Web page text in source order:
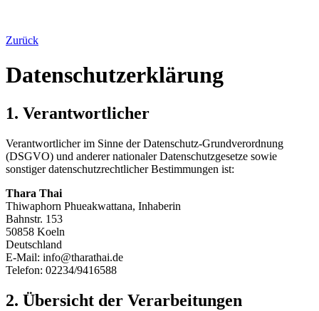
Zurück
Datenschutzerklärung
1. Verantwortlicher
Verantwortlicher im Sinne der Datenschutz-Grundverordnung
(DSGVO) und anderer nationaler Datenschutzgesetze sowie
sonstiger datenschutzrechtlicher Bestimmungen ist:
Thara Thai
Thiwaphorn Phueakwattana, Inhaberin
Bahnstr. 153
50858 Koeln
Deutschland
E-Mail: info@tharathai.de
Telefon: 02234/9416588
2. Übersicht der Verarbeitungen